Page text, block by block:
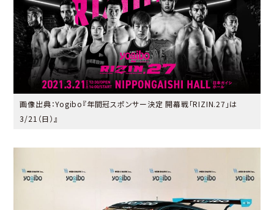
画像出典：Yogibo『年間冠スポンサー決定 開幕戦「RIZIN.27」は
3/21（日） 』